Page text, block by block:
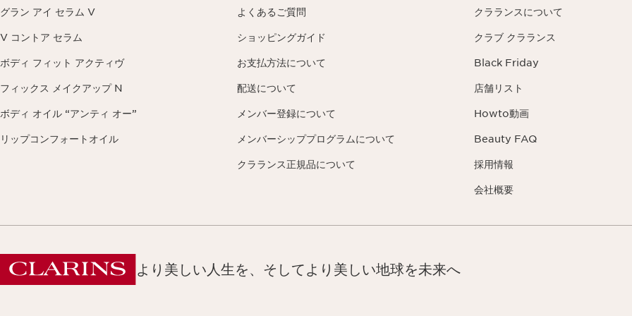
グラン アイ セラム V
V コントア セラム
ボディ フィット アクティヴ
フィックス メイクアップ N
ボディ オイル “アンティ オー”
リップコンフォートオイル
よくあるご質問
ショッピングガイド
お支払方法について
配送について
メンバー登録について
メンバーシッププログラムについて
クラランス正規品について
クラランスについて
クラブ クラランス
Black Friday
店舗リスト
Howto動画
Beauty FAQ
採用情報
会社概要
より美しい人生を、そしてより美しい地球を未来へ